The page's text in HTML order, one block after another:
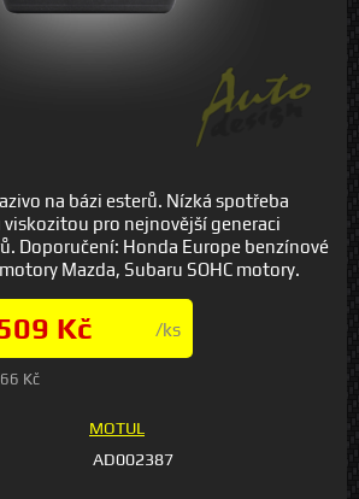
na bázi esterů. Nízká spotřeba
viskozitou pro nejnovější generaci
Doporučení: Honda Europe benzínové
Mazda, Subaru SOHC motory.
Kč /ks
Kč
MOTUL
AD002387